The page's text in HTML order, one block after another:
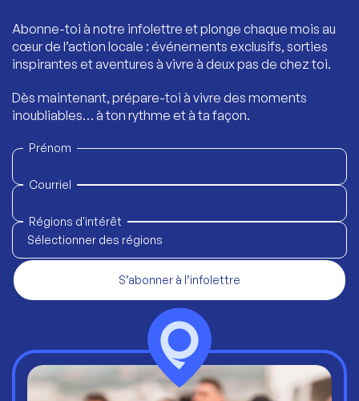
Abonne-toi à notre infolettre et plonge chaque mois au
cœur de l’action locale : événements exclusifs, sorties
inspirantes et aventures à vivre à deux pas de chez toi.
Dès maintenant, prépare-toi à vivre des moments
inoubliables… à ton rythme et à ta façon.
Prénom
Courriel
Régions d'intérêt
Sélectionner des régions
S’abonner à l’infolettre